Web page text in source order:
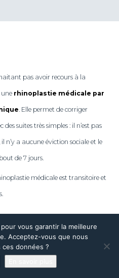
Prendre rendez-vous en ligne
pas avoir recours à la
rhinoplastie médicale par
. Elle permet de corriger
suites très simples : il n’est pas
n’y a aucune éviction sociale et le
de 7 jours.
médicale est transitoire et
HADDAD
vous garantir la meilleure
Acceptez-vous que nous
ces données ?